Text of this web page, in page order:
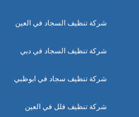
شركة تنظيف السجاد في العين
شركة تنظيف السجاد في دبي
شركة تنظيف سجاد في ابوظبي
شركة تنظيف فلل في العين